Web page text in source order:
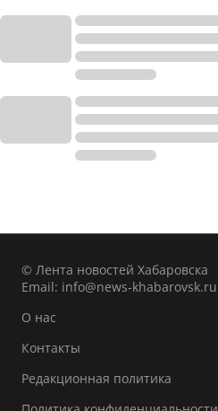
© Лента новостей Хабаровска
Email: info@news-khabarovsk.ru
О нас
Контакты
Редакционная политика